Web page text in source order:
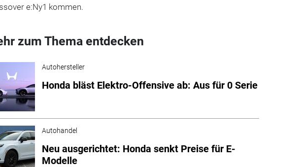
e:Ny1 kommen.
zum Thema entdecken
Autohersteller
Honda bläst Elektro-Offensive ab: Aus für 0 Serie
Autohandel
Neu ausgerichtet: Honda senkt Preise für E-
Modelle